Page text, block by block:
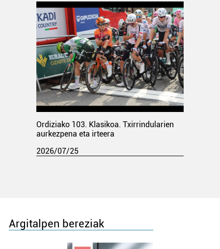
Ordiziako 103. Klasikoa. Txirrindularien
aurkezpena eta irteera
2026/07/25
Argitalpen bereziak